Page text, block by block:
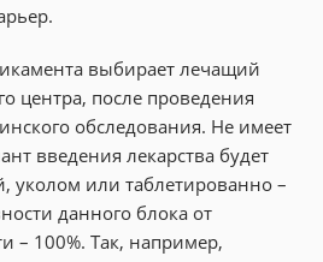
выбирает лечащий
центра, после проведения
обследования. Не имеет
введения лекарства будет
уколом или таблетированно –
данного блока от
– 100%. Так, например,